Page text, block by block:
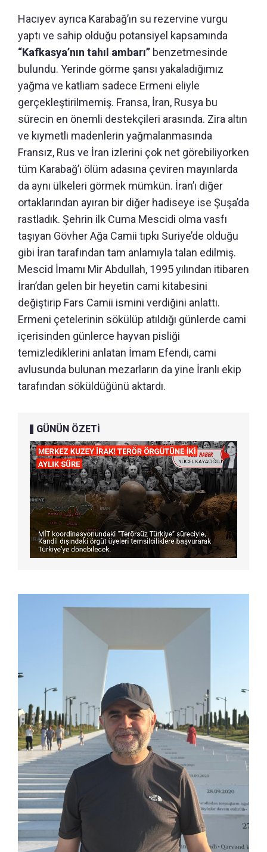
Hacıyev ayrıca Karabağ’ın su rezervine vurgu
yaptı ve sahip olduğu potansiyel kapsamında
“Kafkasya’nın tahıl ambarı” benzetmesinde
bulundu. Yerinde görme şansı yakaladığımız
yağma ve katliam sadece Ermeni eliyle
gerçekleştirilmemiş. Fransa, İran, Rusya bu
sürecin en önemli destekçileri arasında. Zira altın
ve kıymetli madenlerin yağmalanmasında
Fransız, Rus ve İran izlerini çok net görebiliyorken
tüm Karabağ’ı ölüm adasına çeviren mayınlarda
da aynı ülkeleri görmek mümkün. İran’ı diğer
ortaklarından ayıran bir diğer hadiseye ise Şuşa’da
rastladık. Şehrin ilk Cuma Mescidi olma vasfı
taşıyan Gövher Ağa Camii tıpkı Suriye’de olduğu
gibi İran tarafından tam anlamıyla talan edilmiş.
Mescid İmamı Mir Abdullah, 1995 yılından itibaren
İran’dan gelen bir heyetin cami kitabesini
değiştirip Fars Camii ismini verdiğini anlattı.
Ermeni çetelerinin sökülüp atıldığı günlerde cami
içerisinden günlerce hayvan pisliği
temizlediklerini anlatan İmam Efendi, cami
avlusunda bulunan mezarların da yine İranlı ekip
tarafından söküldüğünü aktardı.
GÜNÜN ÖZETİ